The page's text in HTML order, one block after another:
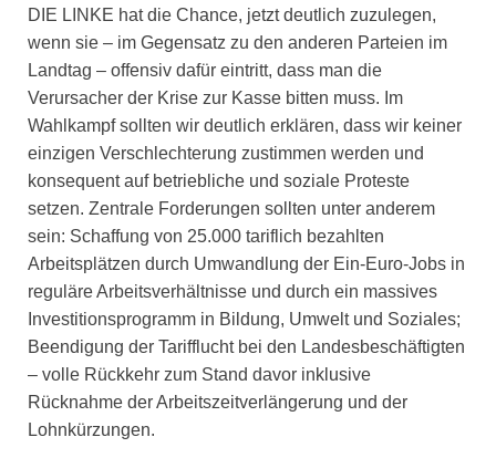
DIE LINKE hat die Chance, jetzt deutlich zuzulegen,
wenn sie – im Gegensatz zu den anderen Parteien im
Landtag – offensiv dafür eintritt, dass man die
Verursacher der Krise zur Kasse bitten muss. Im
Wahlkampf sollten wir deutlich erklären, dass wir keiner
einzigen Verschlechterung zustimmen werden und
konsequent auf betriebliche und soziale Proteste
setzen. Zentrale Forderungen sollten unter anderem
sein: Schaffung von 25.000 tariflich bezahlten
Arbeitsplätzen durch Umwandlung der Ein-Euro-Jobs in
reguläre Arbeitsverhältnisse und durch ein massives
Investitionsprogramm in Bildung, Umwelt und Soziales;
Beendigung der Tarifflucht bei den Landesbeschäftigten
– volle Rückkehr zum Stand davor inklusive
Rücknahme der Arbeitszeitverlängerung und der
Lohnkürzungen.